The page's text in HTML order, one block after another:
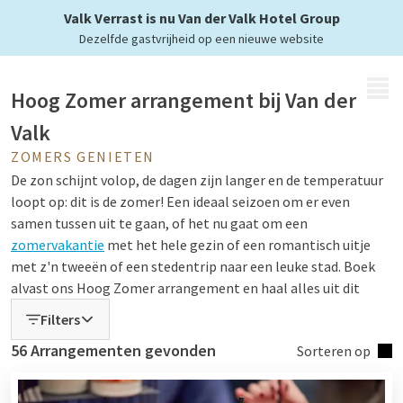
Valk Verrast is nu Van der Valk Hotel Group
Dezelfde gastvrijheid op een nieuwe website
tijdens de zomer
Hoog Zomer arrangement bij Van der
Valk
ZOMERS GENIETEN
De zon schijnt volop, de dagen zijn langer en de temperatuur
loopt op: dit is de zomer! Een ideaal seizoen om er even
samen tussen uit te gaan, of het nu gaat om een
zomervakantie met het hele gezin of een romantisch uitje
met z'n tweeën of een stedentrip naar een leuke stad. Boek
alvast ons Hoog Zomer arrangement en haal alles uit dit
prachtige seizoen!
Het Hoog Zomer arrangement
Filters
56 Arrangementen gevonden Sorteren op